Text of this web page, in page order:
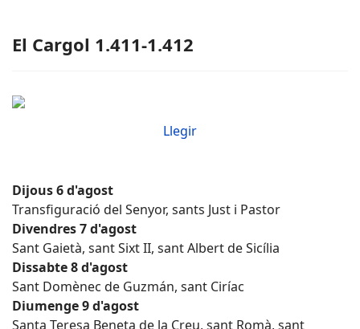
El Cargol 1.411-1.412
Llegir
Dijous 6 d'agost
Transfiguració del Senyor, sants Just i Pastor
Divendres 7 d'agost
Sant Gaietà, sant Sixt II, sant Albert de Sicília
Dissabte 8 d'agost
Sant Domènec de Guzmán, sant Ciríac
Diumenge 9 d'agost
Santa Teresa Beneta de la Creu, sant Romà, sant